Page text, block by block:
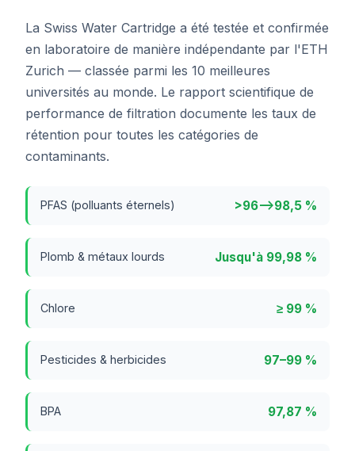
La Swiss Water Cartridge a été testée et confirmée
en laboratoire de manière indépendante par l'ETH
Zurich — classée parmi les 10 meilleures
universités au monde. Le rapport scientifique de
performance de filtration documente les taux de
rétention pour toutes les catégories de
contaminants.
PFAS (polluants éternels) >96–>98,5 %
Plomb & métaux lourds Jusqu'à 99,98 %
Chlore ≥ 99 %
Pesticides & herbicides 97–99 %
BPA 97,87 %